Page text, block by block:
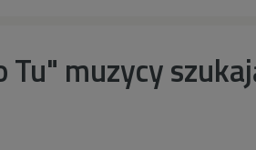
Tu" muzycy